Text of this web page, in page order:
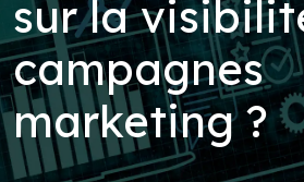
sur la
campagnes
marketing ?